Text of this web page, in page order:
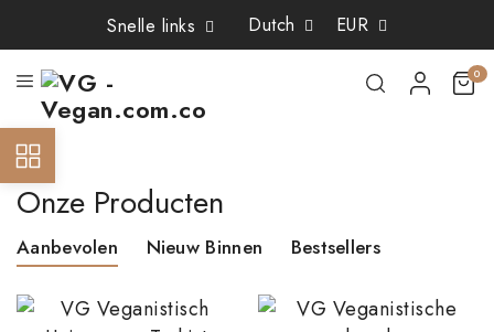
Add to wishlist
((title))
((label))
((modalTitle))
((confirmMessage))
Sign in
You need to be logged in to save products in your wishlist.
Snelle links EUR
Dutch
0
Onze Producten
Aanbevolen Nieuw Binnen Bestsellers